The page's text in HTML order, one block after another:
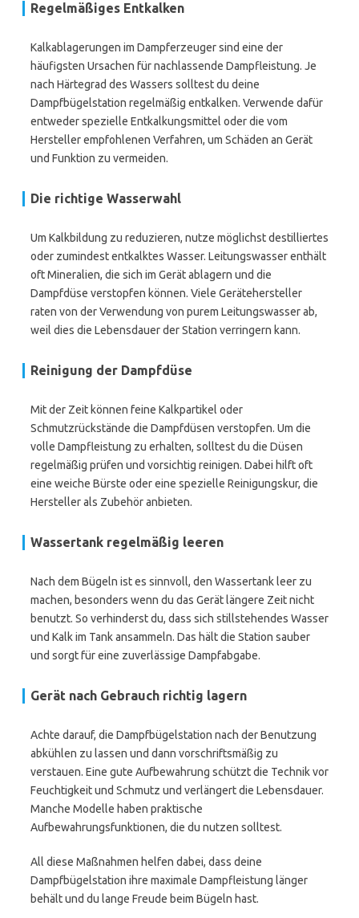
Regelmäßiges Entkalken
Kalkablagerungen im Dampferzeuger sind eine der
häufigsten Ursachen für nachlassende Dampfleistung. Je
nach Härtegrad des Wassers solltest du deine
Dampfbügelstation regelmäßig entkalken. Verwende dafür
entweder spezielle Entkalkungsmittel oder die vom
Hersteller empfohlenen Verfahren, um Schäden an Gerät
und Funktion zu vermeiden.
Die richtige Wasserwahl
Um Kalkbildung zu reduzieren, nutze möglichst destilliertes
oder zumindest entkalktes Wasser. Leitungswasser enthält
oft Mineralien, die sich im Gerät ablagern und die
Dampfdüse verstopfen können. Viele Gerätehersteller
raten von der Verwendung von purem Leitungswasser ab,
weil dies die Lebensdauer der Station verringern kann.
Reinigung der Dampfdüse
Mit der Zeit können feine Kalkpartikel oder
Schmutzrückstände die Dampfdüsen verstopfen. Um die
volle Dampfleistung zu erhalten, solltest du die Düsen
regelmäßig prüfen und vorsichtig reinigen. Dabei hilft oft
eine weiche Bürste oder eine spezielle Reinigungskur, die
Hersteller als Zubehör anbieten.
Wassertank regelmäßig leeren
Nach dem Bügeln ist es sinnvoll, den Wassertank leer zu
machen, besonders wenn du das Gerät längere Zeit nicht
benutzt. So verhinderst du, dass sich stillstehendes Wasser
und Kalk im Tank ansammeln. Das hält die Station sauber
und sorgt für eine zuverlässige Dampfabgabe.
Gerät nach Gebrauch richtig lagern
Achte darauf, die Dampfbügelstation nach der Benutzung
abkühlen zu lassen und dann vorschriftsmäßig zu
verstauen. Eine gute Aufbewahrung schützt die Technik vor
Feuchtigkeit und Schmutz und verlängert die Lebensdauer.
Manche Modelle haben praktische
Aufbewahrungsfunktionen, die du nutzen solltest.
All diese Maßnahmen helfen dabei, dass deine
Dampfbügelstation ihre maximale Dampfleistung länger
behält und du lange Freude beim Bügeln hast.